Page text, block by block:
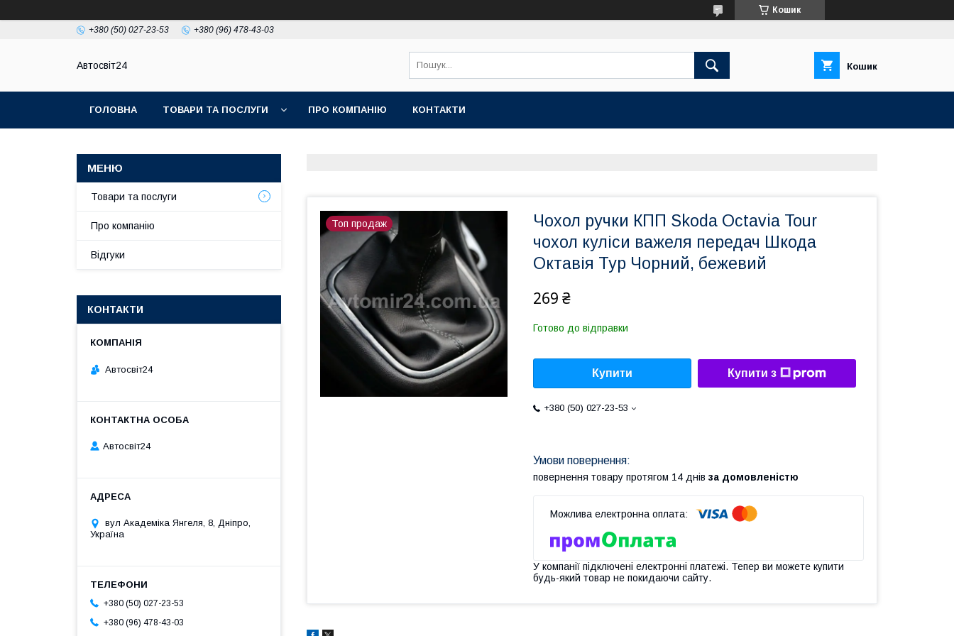
Кошик
+380 (50) 027-23-53 +380 (96) 478-43-03
Автосвіт24 Кошик
ГОЛОВНА ТОВАРИ ТА ПОСЛУГИ ПРО КОМПАНІЮ КОНТАКТИ
Топ продаж
Чохол ручки КПП Skoda Octavia Tour
чохол куліси важеля передач Шкода
Октавія Тур Чорний, бежевий
269 ₴
Готово до відправки
Купити Купити з
+380 (50) 027-23-53
повернення товару протягом 14 днів за домовленістю
У компанії підключені електронні платежі. Тепер ви можете купити
будь-який товар не покидаючи сайту.
Товари та послуги
Про компанію
Відгуки
КОНТАКТИ
Автосвіт24
Автосвіт24
вул Академіка Янгеля, 8, Дніпро,
Україна
+380 (50) 027-23-53
+380 (96) 478-43-03